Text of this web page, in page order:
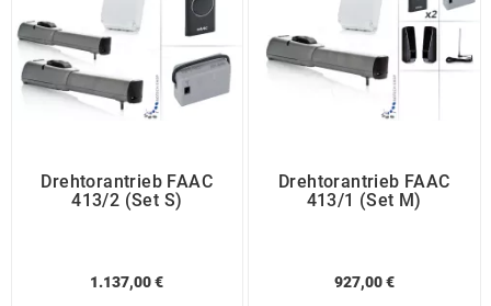
Drehtorantrieb FAAC
413/2 (Set S)
1.137,00 €
Drehtorantrieb FAAC
413/1 (Set M)
927,00 €